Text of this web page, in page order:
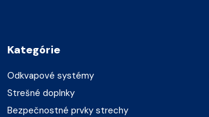
Kategórie
Odkvapové systémy
Strešné doplnky
Bezpečnostné prvky strechy